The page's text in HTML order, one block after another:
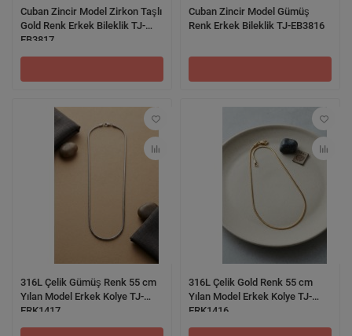
Cuban Zincir Model Zirkon Taşlı
Gold Renk Erkek Bileklik TJ-
EB3817
Cuban Zincir Model Gümüş
Renk Erkek Bileklik TJ-EB3816
316L Çelik Gümüş Renk 55 cm
Yılan Model Erkek Kolye TJ-
ERK1417
316L Çelik Gold Renk 55 cm
Yılan Model Erkek Kolye TJ-
ERK1416